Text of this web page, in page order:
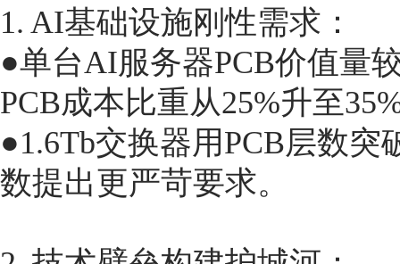
1. AI基础设施刚性需求：
●单台AI服务器PCB价值量
PCB成本比重从25%升至
●1.6Tb交换器用PCB层数
数提出更严苛要求。